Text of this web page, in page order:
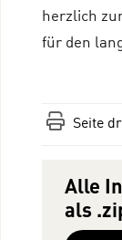
herzlich
für den
Seite
Alle
als